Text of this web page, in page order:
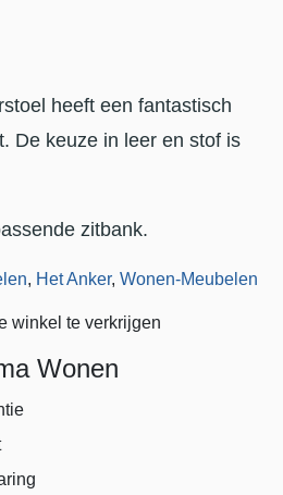
heeft een fantastisch
De keuze in leer en stof is
zitbank.
, Het Anker, Wonen-Meubelen
winkel te verkrijgen
Wonen